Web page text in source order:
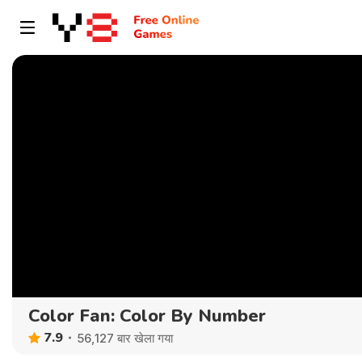
Color Fan: Color By Number
7.9 56,127 बार खेला गया